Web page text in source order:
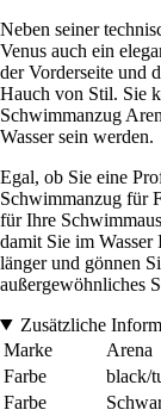
Neben seiner
Venus auch ein
der Vorderseite und
Hauch von Stil. Sie
Schwimmanzug
Wasser sein werden.
Egal, ob Sie eine
Schwimmanzug für
für Ihre
damit Sie im Wasser
länger und gönnen
außergewöhnliches
Zusätzliche
Marke
Arena
Farbe
black/
Farbe